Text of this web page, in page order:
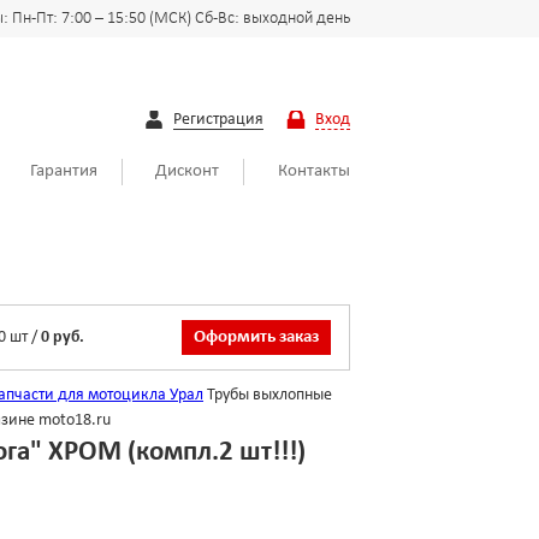
Пн-Пт: 7:00 – 15:50 (МСК) Сб-Вс: выходной день
Регистрация Вход
Гарантия Дисконт Контакты
шт / 0 руб. Оформить заказ
для мотоцикла УралТрубы выхлопные
moto18.ru
ХРОМ (компл.2 шт!!!)